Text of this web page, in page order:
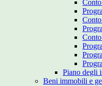
Piano degli
Beni immobili e